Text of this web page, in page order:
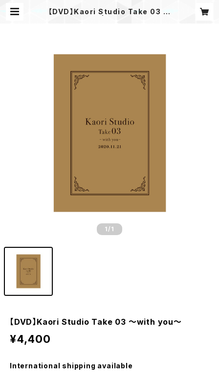
【DVD】Kaori Studio Take 03 ～
1 /1
【DVD】Kaori Studio Take 03 ～with you～
¥4,400
International shipping available